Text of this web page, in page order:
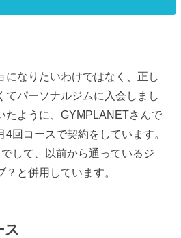
になりたいわけではなく、正し
てパーソナルジムに入会しまし
たように、GYMPLANETさんで
回コースで契約をしています。
して、以前から通っているジ
と併用しています。
ス